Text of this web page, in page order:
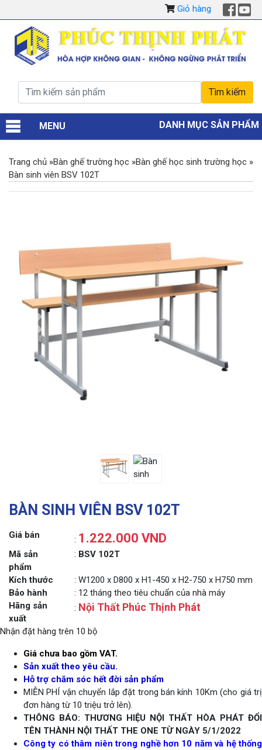
Giỏ hàng
MENU DANH MỤC SẢN PHẨM
Trang chủ »Bàn ghế trường học »Bàn ghế học sinh trường học »
Bàn sinh viên BSV 102T
Previous
BÀN SINH VIÊN BSV 102T
Giá bán : 1.222.000 VND
Mã sản
phẩm
: BSV 102T
Kích thước
: W1200 x D800 x H1-450 x H2-750 x H750 mm
Bảo hành
: 12 tháng theo tiêu chuẩn của nhà máy
Hãng sản
xuất
: Nội Thất Phúc Thịnh Phát
Nhận đặt hàng trên 10 bộ
Giá chưa bao gồm VAT.
Sản xuất theo yêu cầu.
Hỗ trợ chăm sóc hết đời sản phẩm
MIỄN PHÍ vận chuyển lắp đặt trong bán kính 10Km (cho giá trị
đơn hàng từ 10 triệu trở lên).
THÔNG BÁO: THƯƠNG HIỆU NỘI THẤT HÒA PHÁT ĐỔI
TÊN THÀNH NỘI THẤT THE ONE TỪ NGÀY 5/1/2022
Công ty có thâm niên trong nghề hơn 10 năm và hệ thống